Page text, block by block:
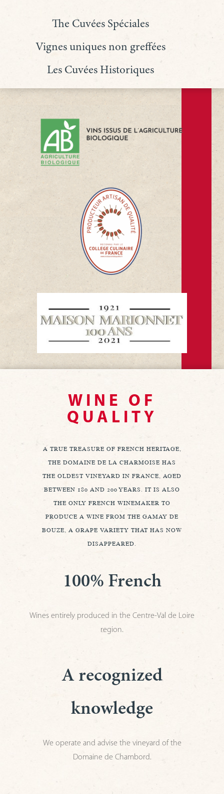
The Cuvées Spéciales
Vignes uniques non greffées
Les Cuvées Historiques
WINE OF
QUALITY
A TRUE TREASURE OF FRENCH HERITAGE,
THE DOMAINE DE LA CHARMOISE HAS
THE OLDEST VINEYARD IN FRANCE, AGED
BETWEEN 180 AND 200 YEARS. IT IS ALSO
THE ONLY FRENCH WINEMAKER TO
PRODUCE A WINE FROM THE GAMAY DE
BOUZE, A GRAPE VARIETY THAT HAS NOW
DISAPPEARED.
100% French
Wines entirely produced in the Centre-Val de Loire
region.
A recognized
knowledge
We operate and advise the vineyard of the
Domaine de Chambord.